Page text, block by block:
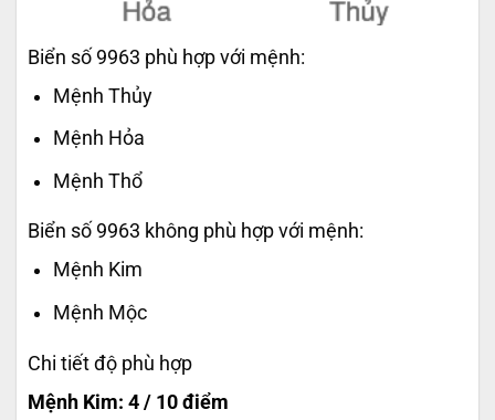
Biển số 9963 phù hợp với mệnh:
Mệnh Thủy
Mệnh Hỏa
Mệnh Thổ
Biển số 9963 không phù hợp với mệnh:
Mệnh Kim
Mệnh Mộc
Chi tiết độ phù hợp
Mệnh Kim: 4 / 10 điểm